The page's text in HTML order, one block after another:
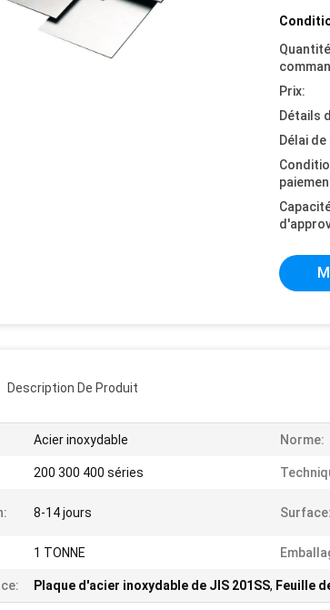
Prix:
Détails
Délai
Description De Produit
Acier inoxydable Norme:
200 300 400 séries
8-14 jours Surface:
1 TONNE
Plaque d'acier inoxydable de JIS 201SS, Feuille